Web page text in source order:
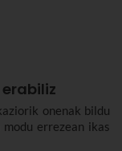
onenak bildu
errezean ikas